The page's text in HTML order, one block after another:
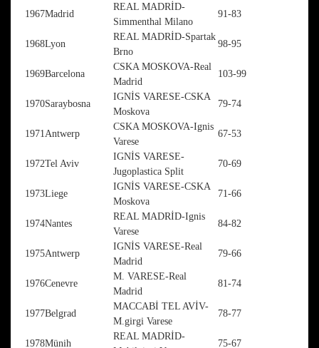
1967Madrid
REAL MADRİD-
Simmenthal Milano
91-83
1968Lyon
REAL MADRİD-Spartak
Brno
98-95
1969Barcelona
CSKA MOSKOVA-Real
Madrid
103-99
1970Saraybosna
IGNİS VARESE-CSKA
Moskova
79-74
1971 Antwerp
CSKA MOSKOVA-Ignis
Varese
67-53
1972Tel Aviv
IGNİS VARESE-
Jugoplastica Split
70-69
1973Liege
IGNİS VARESE-CSKA
Moskova
71-66
1974Nantes
REAL MADRİD-Ignis
Varese
84-82
1975Antwerp
IGNİS VARESE-Real
Madrid
79-66
1976Cenevre
M. VARESE-Real
Madrid
81-74
1977Belgrad
MACCABİ TEL AVİV-
M.girgi Varese
78-77
1978Münih
REAL MADRİD-
75-67